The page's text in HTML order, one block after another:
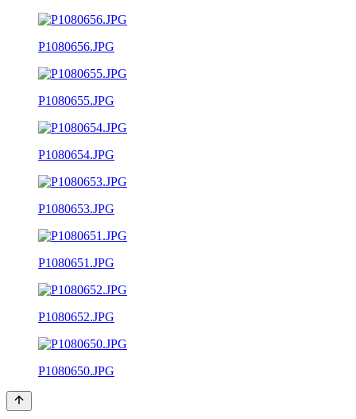
P1080656.JPG
P1080655.JPG
P1080654.JPG
P1080653.JPG
P1080651.JPG
P1080652.JPG
P1080650.JPG